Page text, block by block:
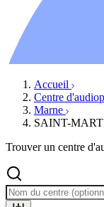
Accueil
Centre
Marne
SAINT-
Trouver un centre